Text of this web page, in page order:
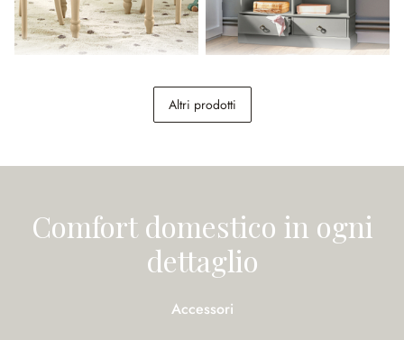
798,00 €
Altri prodotti
Comfort domestico in ogni
dettaglio
Accessori